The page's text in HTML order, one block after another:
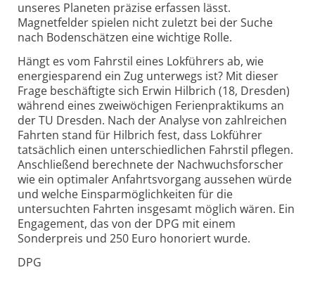
unseres Planeten präzise erfassen lässt.
Magnetfelder spielen nicht zuletzt bei der Suche
nach Bodenschätzen eine wichtige Rolle.
Hängt es vom Fahrstil eines Lokführers ab, wie
energiesparend ein Zug unterwegs ist? Mit dieser
Frage beschäftigte sich Erwin Hilbrich (18, Dresden)
während eines zweiwöchigen Ferienpraktikums an
der TU Dresden. Nach der Analyse von zahlreichen
Fahrten stand für Hilbrich fest, dass Lokführer
tatsächlich einen unterschiedlichen Fahrstil pflegen.
Anschließend berechnete der Nachwuchsforscher
wie ein optimaler Anfahrtsvorgang aussehen würde
und welche Einsparmöglichkeiten für die
untersuchten Fahrten insgesamt möglich wären. Ein
Engagement, das von der DPG mit einem
Sonderpreis und 250 Euro honoriert wurde.
DPG